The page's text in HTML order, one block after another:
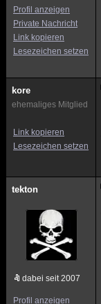
Profil anzeigen
Private Nachricht
Link kopieren
Lesezeichen setzen
kore
ehemaliges Mitglied
Link kopieren
Lesezeichen setzen
tekton
dabei seit 2007
Profil anzeigen